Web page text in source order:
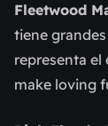
Fleetwood
tiene
representa el
make loving